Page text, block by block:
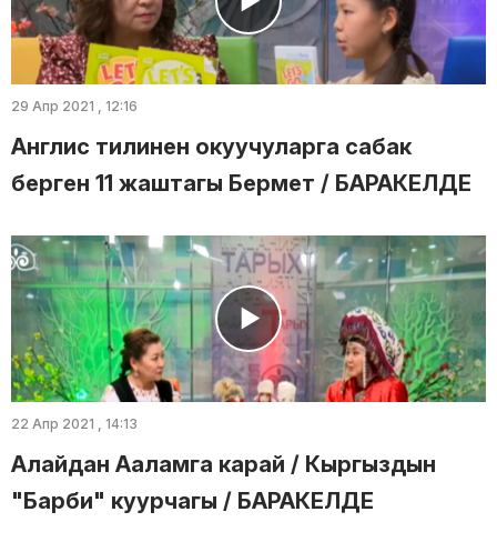
29 Апр 2021 , 12:16
Англис тилинен окуучуларга сабак
берген 11 жаштагы Бермет / БАРАКЕЛДЕ
22 Апр 2021 , 14:13
Алайдан Ааламга карай / Кыргыздын
"Барби" куурчагы / БАРАКЕЛДЕ